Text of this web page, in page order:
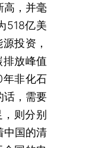
高，并毫
518亿美
投资，
放峰值
年非化石
话，需要
则分别
中国的清